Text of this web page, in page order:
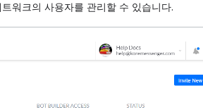
워크의 사용자를 관리할 수 있습니다.